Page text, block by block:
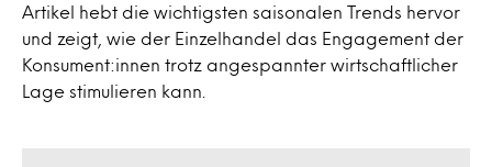
Artikel hebt die wichtigsten saisonalen Trends hervor
und zeigt, wie der Einzelhandel das Engagement der
Konsument:innen trotz angespannter wirtschaftlicher
Lage stimulieren kann.